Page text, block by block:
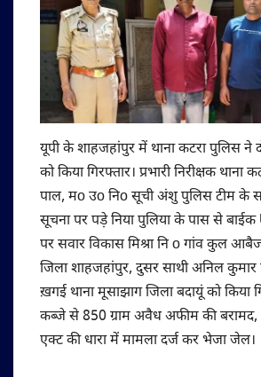
यूपी के शाहजहांपुर में थाना कटरा पुलिस ने
को किया गिरफ्तार। प्रभारी निरीक्षक
पाल, मo उo निo सूची अंशु पुलिस टीम के
सूचना पर पड़े निया पुलिया के पास से
पर सवार विकास मिश्रा नि o गांव कुल
जिला शाहजहांपुर, दुसर साथी अनिल कुमार
ख़गई थाना मूसाझाग जिला बदायूं को किया
कब्जे से 850 ग्राम अवैध अफीम की बरामद,
एक्ट की धारा में मामला दर्ज कर भेजा जेल।